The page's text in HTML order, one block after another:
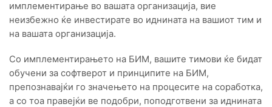
имплементирање во вашата организација, вие
неизбежно ќе инвестирате во иднината на вашиот тим и
на вашата организација.
Со имплементирањето на БИМ, вашите тимови ќе бидат
обучени за софтверот и принципите на БИМ,
препознавајќи го значењето на процесите на соработка,
а со тоа правејќи ве подобри, поподготвени за иднината